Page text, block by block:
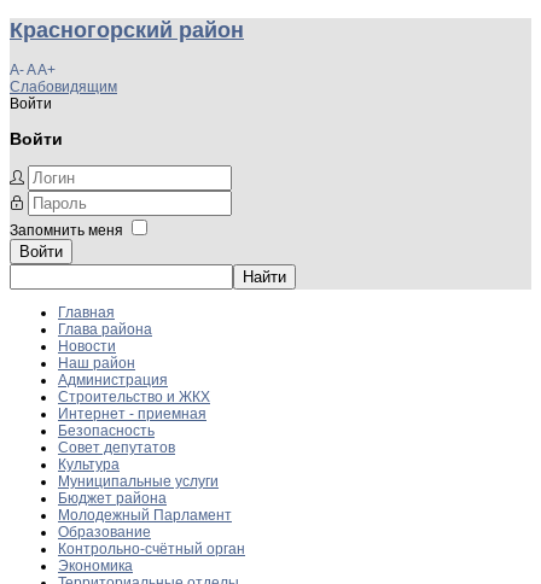
Красногорский район
A-AA+
Слабовидящим
Войти
Войти
Запомнить меня
Войти
Главная
Глава района
Новости
Наш район
Администрация
Строительство и ЖКХ
Интернет - приемная
Безопасность
Совет депутатов
Культура
Муниципальные услуги
Бюджет района
Молодежный Парламент
Образование
Контрольно-счётный орган
Экономика